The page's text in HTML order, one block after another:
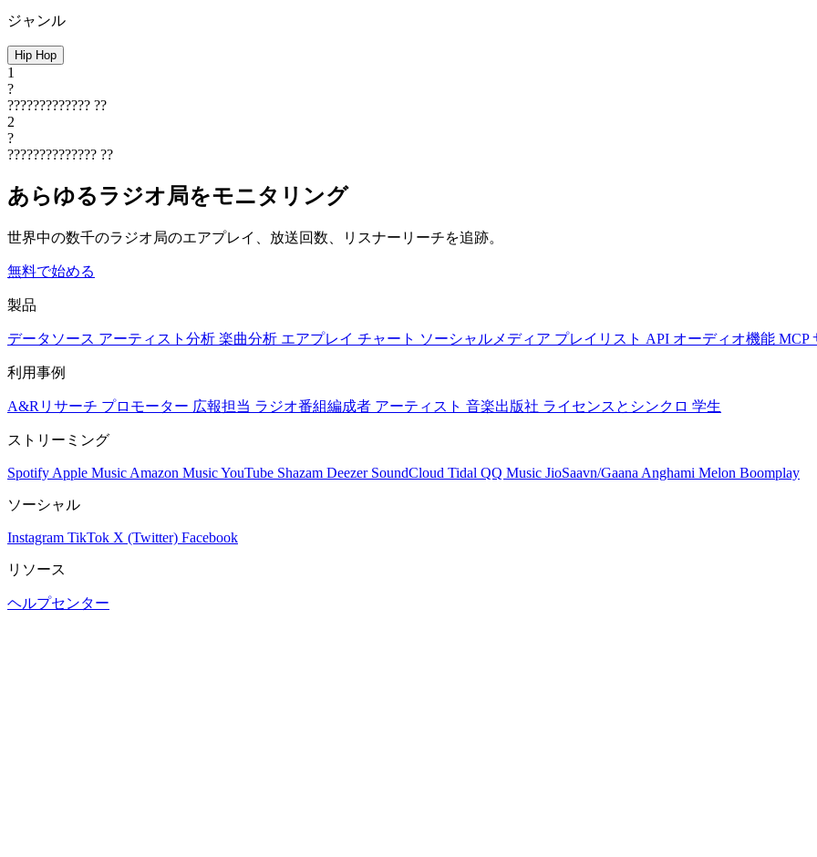
ジャンル
Hip Hop
1
?
????????????? ??
2
?
?????????????? ??
あらゆるラジオ局をモニタリング
世界中の数千のラジオ局のエアプレイ、放送回数、リスナーリーチを追跡。
無料で始める
製品
データソース アーティスト分析 楽曲分析 エアプレイ チャート ソーシャルメディア プレイリスト API オーディオ機能 MCP
利用事例
A&Rリサーチ プロモーター 広報担当 ラジオ番組編成者 アーティスト 音楽出版社 ライセンスとシンクロ 学生
ストリーミング
Spotify Apple Music Amazon MusicYouTube Shazam Deezer SoundCloud Tidal QQ Music JioSaavn/Gaana Anghami Melon Boomplay
ソーシャル
Instagram TikTok X (Twitter) Facebook
リソース
ヘルプセンター